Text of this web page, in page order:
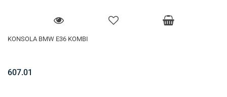
KONSOLA BMW E36 KOMBI
607.01